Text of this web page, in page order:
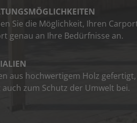
Sie die Möglichkeit, Ihren
genau an Ihre Bedürfnisse an.
aus hochwertigem Holz
zum Schutz der Umwelt bei.